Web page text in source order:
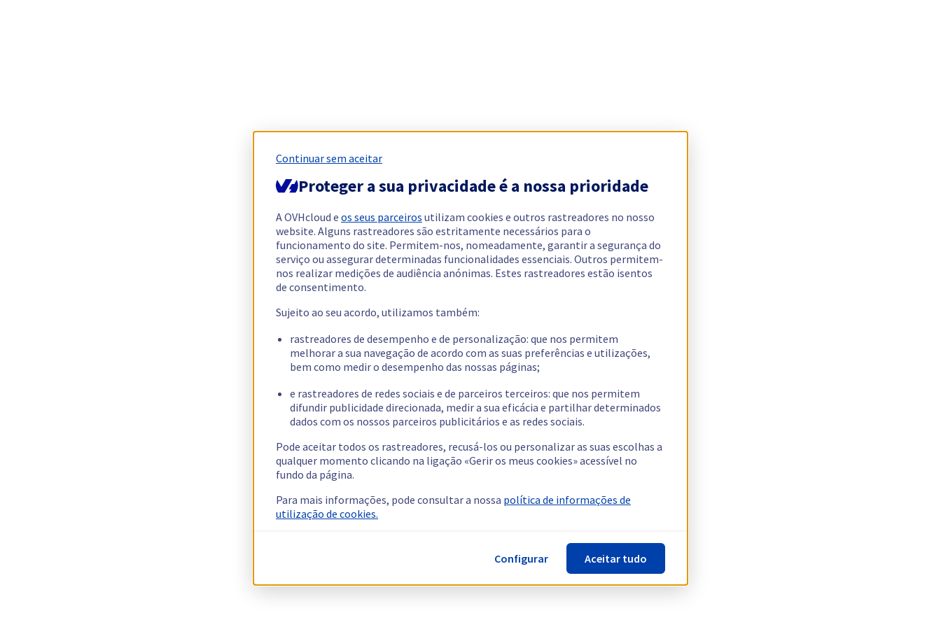
Continuar sem aceitar
Proteger a sua privacidade é a nossa prioridade
A OVHcloud e os seus parceiros utilizam cookies e outros rastreadores no nosso
website. Alguns rastreadores são estritamente necessários para o
funcionamento do site. Permitem-nos, nomeadamente, garantir a segurança do
serviço ou assegurar determinadas funcionalidades essenciais. Outros permitem-
nos realizar medições de audiência anónimas. Estes rastreadores estão isentos
de consentimento.
Sujeito ao seu acordo, utilizamos também:
rastreadores de desempenho e de personalização: que nos permitem
melhorar a sua navegação de acordo com as suas preferências e utilizações,
bem como medir o desempenho das nossas páginas;
e rastreadores de redes sociais e de parceiros terceiros: que nos permitem
difundir publicidade direcionada, medir a sua eficácia e partilhar determinados
dados com os nossos parceiros publicitários e as redes sociais.
Pode aceitar todos os rastreadores, recusá-los ou personalizar as suas escolhas a
qualquer momento clicando na ligação «Gerir os meus cookies» acessível no
fundo da página.
Para mais informações, pode consultar a nossa política de informações de
utilização de cookies.
Configurar Aceitar tudo